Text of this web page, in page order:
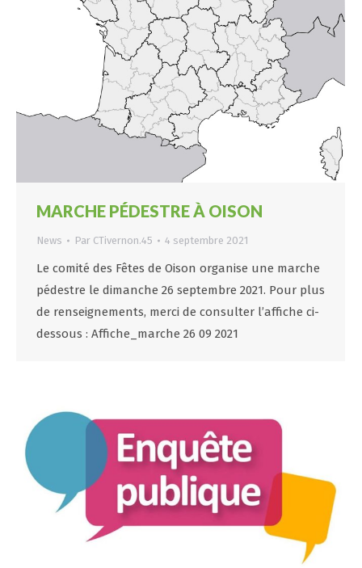
MARCHE PÉDESTRE À OISON
News Par CTivernon.45 4 septembre 2021
Le comité des Fêtes de Oison organise une marche
pédestre le dimanche 26 septembre 2021. Pour plus
de renseignements, merci de consulter l’affiche ci-
dessous : Affiche_marche 26 09 2021